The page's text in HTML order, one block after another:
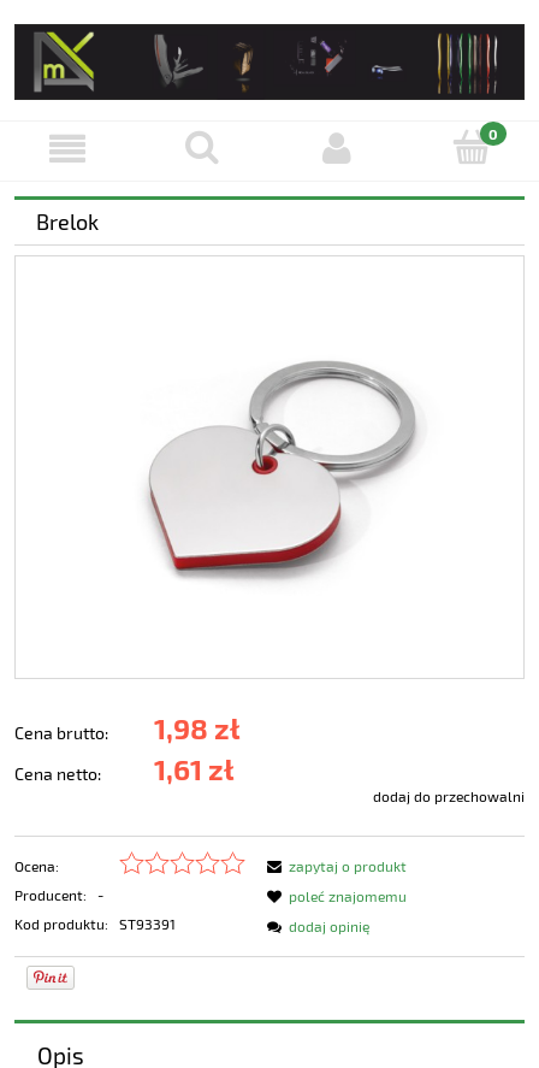
Brelok
Cena brutto: 1,98 zł
Cena netto: 1,61 zł
dodaj do przechowalni
Ocena:
Producent:
-
Kod produktu:
ST93391
zapytaj o produkt
poleć znajomemu
dodaj opinię
Opis